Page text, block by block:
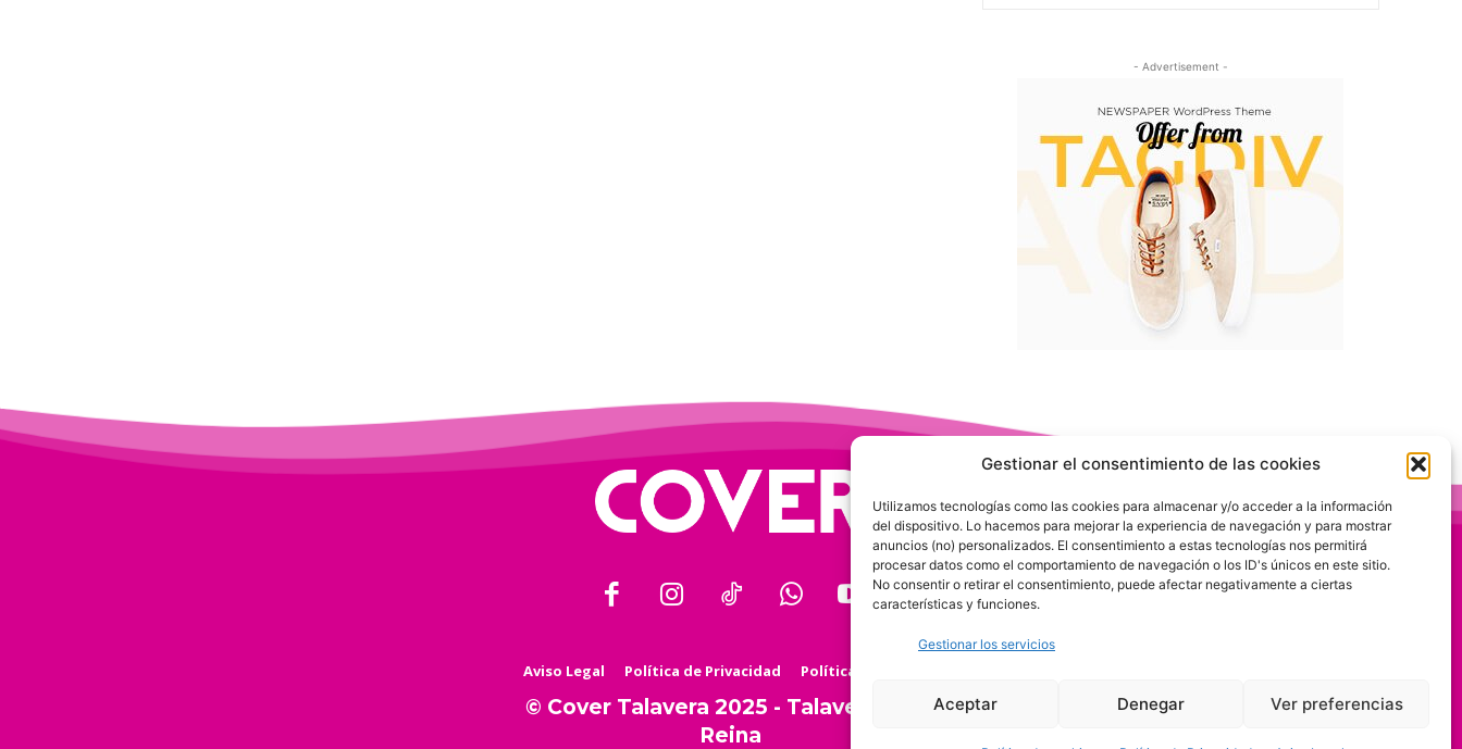
Gestionar el consentimiento de las cookies
Utilizamos tecnologías como las cookies para almacenar y/o acceder a la información
del dispositivo. Lo hacemos para mejorar la experiencia de navegación y para mostrar
anuncios (no) personalizados. El consentimiento a estas tecnologías nos permitirá
procesar datos como el comportamiento de navegación o los ID's únicos en este sitio.
No consentir o retirar el consentimiento, puede afectar negativamente a ciertas
características y funciones.
Gestionar los servicios
Aceptar Denegar Ver preferencias
- Advertisement -
Aviso Legal Política de Privacidad Política de Cookies
© Cover Talavera 2025 - Talavera de la
Reina